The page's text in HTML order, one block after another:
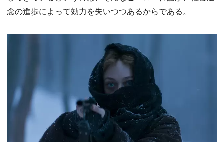
念の進歩によって効力を失いつつあるからである。